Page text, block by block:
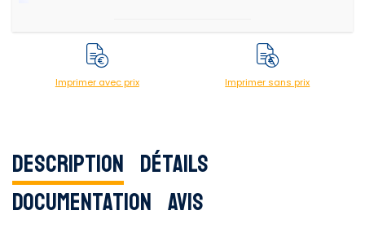
Imprimer avec prix Imprimer sans prix
Description Détails
Documentation Avis